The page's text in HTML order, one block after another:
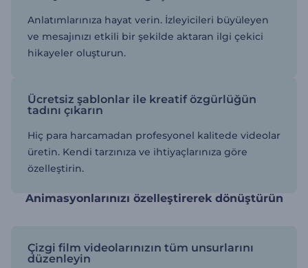
Anlatımlarınıza hayat verin. İzleyicileri büyüleyen
ve mesajınızı etkili bir şekilde aktaran ilgi çekici
hikayeler oluşturun.
Ücretsiz şablonlar ile kreatif özgürlüğün
tadını çıkarın
Hiç para harcamadan profesyonel kalitede videolar
üretin. Kendi tarzınıza ve ihtiyaçlarınıza göre
özelleştirin.
Animasyonlarınızı özelleştirerek dönüştürün
Çizgi film videolarınızın tüm unsurlarını
düzenleyin